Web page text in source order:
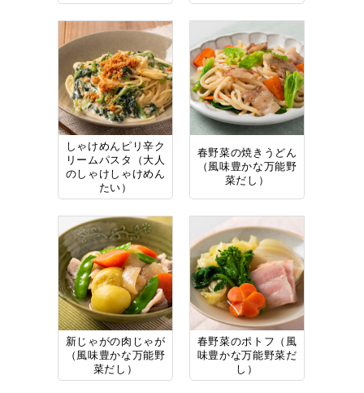
しゃけめんピリ辛ク
リームパスタ（大人
のしゃけしゃけめん
たい）
春野菜の焼きうどん
（風味豊かな万能野
菜だし）
新じゃがの肉じゃが
（風味豊かな万能野
菜だし）
春野菜のポトフ（風
味豊かな万能野菜だ
し）